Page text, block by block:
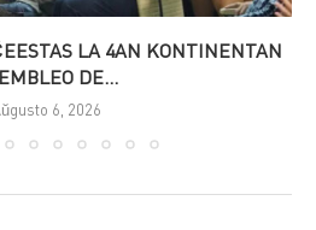
LA 4AN KONTINENTAN
DE...
6, 2026